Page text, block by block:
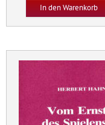
In den Warenkorb